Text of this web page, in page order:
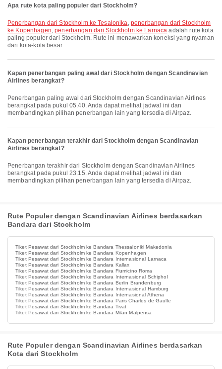
Apa rute kota paling populer dari Stockholm?
penerbangan dari Stockholm ke Tesalonika, penerbangan dari Stockholm
ke Kopenhagen,penerbangan dari Stockholm ke Larnaca adalah rute kota
paling populer dari Stockholm. Rute ini menawarkan koneksi yang nyaman
dari kota-kota besar.
Kapan penerbangan paling awal dari Stockholm dengan Scandinavian
Airlines berangkat?
Penerbangan paling awal dari Stockholm dengan Scandinavian Airlines
berangkat pada pukul 05.40. Anda dapat melihat jadwal ini dan
membandingkan pilihan penerbangan lain yang tersedia di Airpaz.
Kapan penerbangan terakhir dari Stockholm dengan Scandinavian
Airlines berangkat?
Penerbangan terakhir dari Stockholm dengan Scandinavian Airlines
berangkat pada pukul 23.15. Anda dapat melihat jadwal ini dan
membandingkan pilihan penerbangan lain yang tersedia di Airpaz.
Rute Populer dengan Scandinavian Airlines berdasarkan
Bandara dari Stockholm
Tiket Pesawat dari Stockholm ke Bandara Thessaloniki Makedonia
Tiket Pesawat dari Stockholm ke Bandara Kopenhagen
Tiket Pesawat dari Stockholm ke Bandara Internasional Larnaca
Tiket Pesawat dari Stockholm ke Bandara Kallax
Tiket Pesawat dari Stockholm ke Bandara Fiumicino Roma
Tiket Pesawat dari Stockholm ke Bandara Internasional Schiphol
Tiket Pesawat dari Stockholm ke Bandara Berlin Brandenburg
Tiket Pesawat dari Stockholm ke Bandara Internasional Hamburg
Tiket Pesawat dari Stockholm ke Bandara Internasional Athena
Tiket Pesawat dari Stockholm ke Bandara Paris Charles de Gaulle
Tiket Pesawat dari Stockholm ke Bandara Tivat
Tiket Pesawat dari Stockholm ke Bandara Milan Malpensa
Rute Populer dengan Scandinavian Airlines berdasarkan
Kota dari Stockholm